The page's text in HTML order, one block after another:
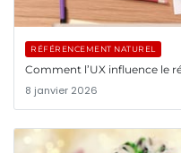
RÉFÉRENCEMENT NATUREL
Comment l’UX influence le
8 janvier 2026